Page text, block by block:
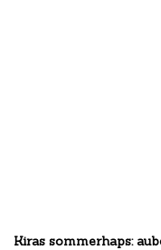
Kiras sommerhaps: